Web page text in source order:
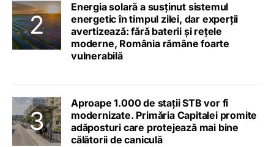
Energia solară a susținut sistemul
energetic în timpul zilei, dar experții
avertizează: fără baterii și rețele
moderne, România rămâne foarte
vulnerabilă
Aproape 1.000 de stații STB vor fi
modernizate. Primăria Capitalei promite
adăposturi care protejează mai bine
călătorii de caniculă